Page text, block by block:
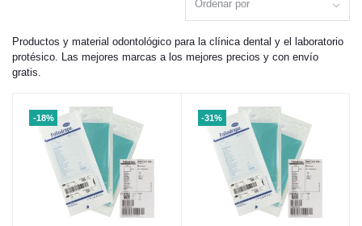
Ordenar por
Productos y material odontológico para la clínica dental y el laboratorio
protésico. Las mejores marcas a los mejores precios y con envío
gratis.
-18% -31%